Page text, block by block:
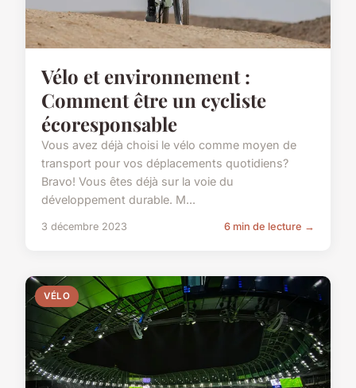
Vélo et environnement :
Comment être un cycliste
écoresponsable
Vous avez déjà choisi le vélo comme moyen de
transport pour vos déplacements quotidiens?
Bravo! Vous êtes déjà sur la voie du
développement durable. M...
3 décembre 2023 6 min de lecture →
VÉLO